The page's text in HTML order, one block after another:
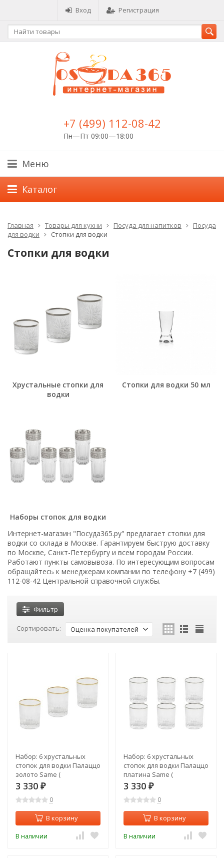
Вход Регистрация
+7 (499) 112-08-42
Пн—Пт 09:00—18:00
Меню
Каталог
Главная Товары для кухни Посуда для напитков
Посуда
для водки
Стопки для водки
Стопки для водки
Хрустальные стопки для
водки
Стопки для водки 50 мл
Наборы стопок для водки
Интернет-магазин "Посуда365.ру" предлагает стопки для
водки со склада в Москве. Гарантируем быструю доставку
по Москве, Санкт-Петербургу и всем городам России.
Работают пункты самовывоза. По интересующим вопросам
обращайтесь к менеджерам компании по телефону +7 (499)
112-08-42 Центральной справочной службы.
Фильтр
Сортировать: Оценка покупателей
Набор: 6 хрустальных
стопок для водки Палаццо
золото Same (
SM2790_3316-G-AL )
3 330 ₽
0
В корзину
В наличии
Набор: 6 хрустальных
стопок для водки Палаццо
платина Same (
SM2790_3316-P-AL )
3 330 ₽
0
В корзину
В наличии